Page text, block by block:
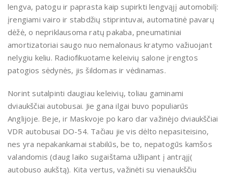
lengva, patogu ir paprasta kaip supirkti lengvąjį automobilį:
įrengiami vairo ir stabdžių stiprintuvai, automatinė pavarų
dėžė, o nepriklausoma ratų pakaba, pneumatiniai
amortizatoriai saugo nuo nemalonaus kratymo važiuojant
nelygiu keliu. Radiofikuotame keleivių salone įrengtos
patogios sėdynės, jis šildomas ir vėdinamas.
Norint sutalpinti daugiau keleivių, toliau gaminami
dviaukščiai autobusai. Jie gana ilgai buvo populiarūs
Anglijoje. Beje, ir Maskvoje po karo dar važinėjo dviaukščiai
VDR autobusai DO-54. Tačiau jie vis dėlto nepasiteisino,
nes yra nepakankamai stabilūs, be to, nepatogūs kamšos
valandomis (daug laiko sugaištama užlipant į antrąjį(
autobuso aukštą). Kita vertus, važinėti su vienaukščiu